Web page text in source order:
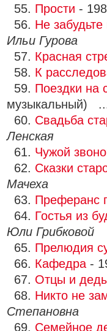
55. Прости -
56. Не
Ильи Гурова
57. Красная
58. К
59. Поездки на
музыкальный)
60. Свадьба
Ленская
61. Чужой
62. Сказки
Мачеха
63. Преферанс
64. Гостья из
Юли Грибковой
65. Прелюдия
66. Кафедра -
67. Отцы и
68. Никто не
Степановна
69. Семейное